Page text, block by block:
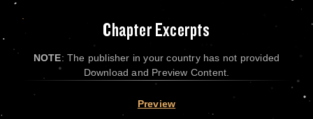
Chapter Excerpts
NOTE: The publisher in your country has not provided
Download and Preview Content.
Preview